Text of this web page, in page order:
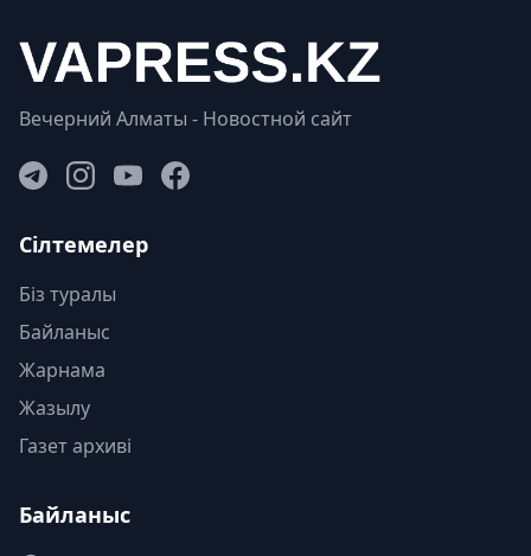
Вечерний Алматы - Новостной сайт
Сілтемелер
Біз туралы
Байланыс
Жарнама
Жазылу
Газет архиві
Байланыс